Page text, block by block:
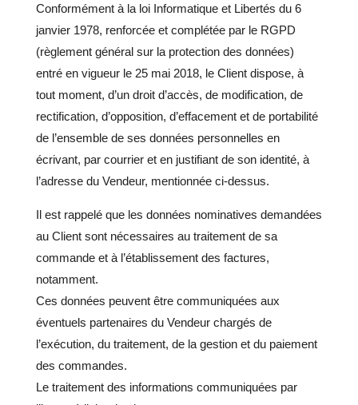
Conformément à la loi Informatique et Libertés du 6
janvier 1978, renforcée et complétée par le RGPD
(règlement général sur la protection des données)
entré en vigueur le 25 mai 2018, le Client dispose, à
tout moment, d’un droit d’accès, de modification, de
rectification, d’opposition, d’effacement et de portabilité
de l’ensemble de ses données personnelles en
écrivant, par courrier et en justifiant de son identité, à
l’adresse du Vendeur, mentionnée ci-dessus.
Il est rappelé que les données nominatives demandées
au Client sont nécessaires au traitement de sa
commande et à l’établissement des factures,
notamment.
Ces données peuvent être communiquées aux
éventuels partenaires du Vendeur chargés de
l’exécution, du traitement, de la gestion et du paiement
des commandes.
Le traitement des informations communiquées par